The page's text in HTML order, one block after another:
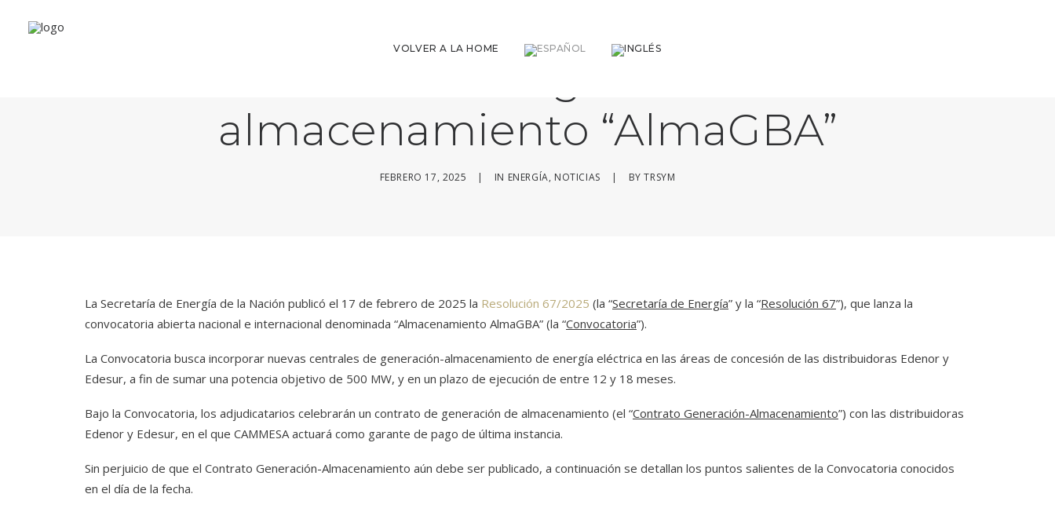
VOLVER A LA HOME
almacenamiento “AlmaGBA”
FEBRERO 17, 2025 | IN ENERGÍA, NOTICIAS | BYTRSYM
La Secretaría de Energía de la Nación publicó el 17 de febrero de 2025 la Resolución 67/2025 (la “Secretaría de Energía” y la “Resolución 67”), que lanza la
convocatoria abierta nacional e internacional denominada “Almacenamiento AlmaGBA” (la “Convocatoria”).
La Convocatoria busca incorporar nuevas centrales de generación-almacenamiento de energía eléctrica en las áreas de concesión de las distribuidoras Edenor y
Edesur, a fin de sumar una potencia objetivo de 500 MW, y en un plazo de ejecución de entre 12 y 18 meses.
Bajo la Convocatoria, los adjudicatarios celebrarán un contrato de generación de almacenamiento (el “Contrato Generación-Almacenamiento”) con las distribuidoras
Edenor y Edesur, en el que CAMMESA actuará como garante de pago de última instancia.
Sin perjuicio de que el Contrato Generación-Almacenamiento aún debe ser publicado, a continuación se detallan los puntos salientes de la Convocatoria conocidos
en el día de la fecha.